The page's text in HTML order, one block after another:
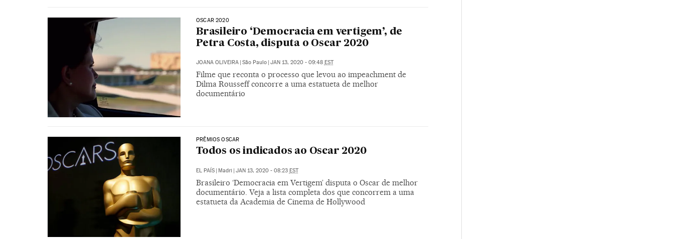
OSCAR 2020
Brasileiro ‘Democracia em vertigem’, de
Petra Costa, disputa o Oscar 2020
JOANA OLIVEIRA | São Paulo | JAN 13, 2020 - 09:48 EST
Filme que reconta o processo que levou ao impeachment de
Dilma Rousseff concorre a uma estatueta de melhor
documentário
PRÊMIOS OSCAR
Todos os indicados ao Oscar 2020
EL PAÍS Madri JAN 13, 2020 - 08:23 EST
Brasileiro ‘Democracia em Vertigem’ disputa o Oscar de melhor
documentário. Veja a lista completa dos que concorrem a uma
estatueta da Academia de Cinema de Hollywood